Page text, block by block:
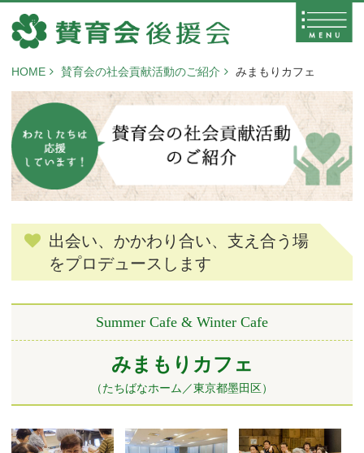
HOME 賛育会の社会貢献活動のご紹介 みまもりカフェ
出会い、かかわり合い、支え合う場
をプロデュースします
Summer Cafe & Winter Cafe
みまもりカフェ
（たちばなホーム／東京都墨田区）